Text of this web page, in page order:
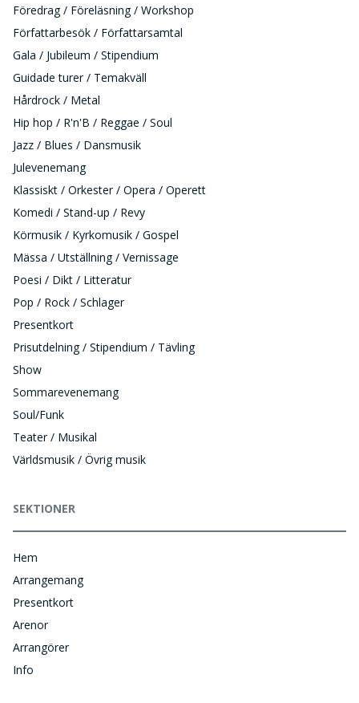
Föredrag / Föreläsning / Workshop
Författarbesök / Författarsamtal
Gala / Jubileum / Stipendium
Guidade turer / Temakväll
Hårdrock / Metal
Hip hop / R'n'B / Reggae / Soul
Jazz / Blues / Dansmusik
Julevenemang
Klassiskt / Orkester / Opera / Operett
Komedi / Stand-up / Revy
Körmusik / Kyrkomusik / Gospel
Mässa / Utställning / Vernissage
Poesi / Dikt / Litteratur
Pop / Rock / Schlager
Presentkort
Prisutdelning / Stipendium / Tävling
Show
Sommarevenemang
Soul/Funk
Teater / Musikal
Världsmusik / Övrig musik
SEKTIONER
Hem
Arrangemang
Presentkort
Arenor
Arrangörer
Info